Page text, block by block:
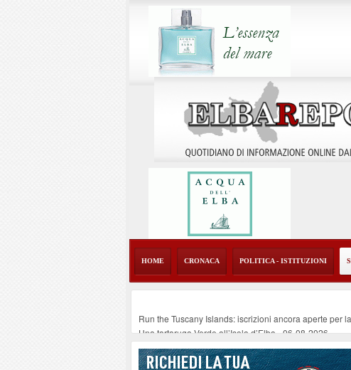
HOME CRONACA POLITICA - ISTITUZIONI
Run the Tuscany Islands: iscrizioni ancora aperte per
Una tartaruga Verde all’Isola d’Elba-06-08-2026
Furgone in fiamme a Capoliveri, illeso il conducente-
Campo: chiusura della biblioteca comunale in